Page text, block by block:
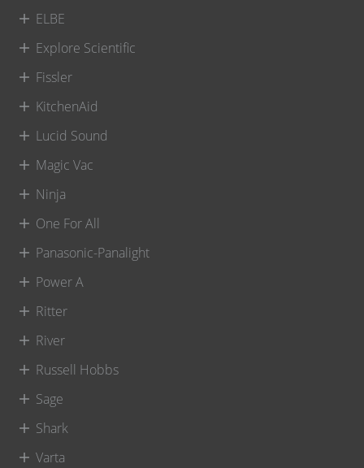
ELBE
Explore Scientific
Fissler
KitchenAid
Lucid Sound
Magic Vac
Ninja
One For All
Panasonic-Panalight
Power A
Ritter
River
Russell Hobbs
Sage
Shark
Varta